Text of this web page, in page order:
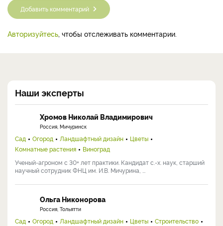
Добавить комментарий
Авторизуйтесь, чтобы отслеживать комментарии.
Наши эксперты
Хромов Николай Владимирович
Россия, Мичуринск
Сад Огород Ландшафтный дизайн
Цветы
Комнатные растения
Виноград
Ученый-агроном с 30+ лет практики. Кандидат с.-х. наук, старший
научный сотрудник ФНЦ им. И.В. Мичурина, ...
Ольга Никонорова
Россия, Тольятти
Сад Огород Ландшафтный дизайн Цветы
Строительство